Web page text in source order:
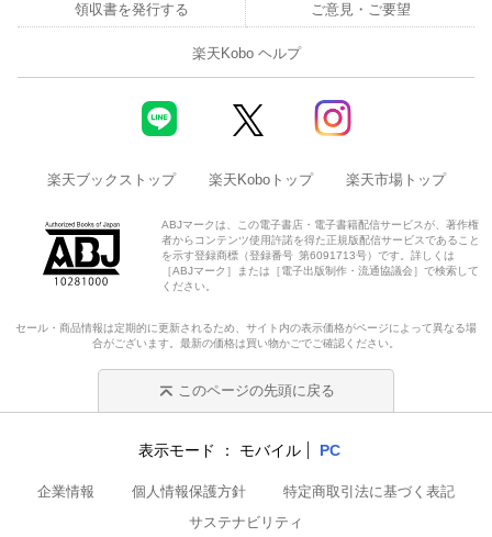
領収書を発行する ご意見・ご要望
楽天Kobo ヘルプ
楽天ブックストップ 楽天Koboトップ 楽天市場トップ
ABJマークは、この電子書店・電子書籍配信サービスが、著作権
者からコンテンツ使用許諾を得た正規版配信サービスであること
を示す登録商標（登録番号 第6091713号）です。詳しくは
［ABJマーク］または［電子出版制作・流通協議会］で検索して
ください。
セール・商品情報は定期的に更新されるため、サイト内の表示価格がページによって異なる場
合がございます。最新の価格は買い物かごでご確認ください。
このページの先頭に戻る
表示モード モバイル PC
企業情報 個人情報保護方針
特定商取引法に基づく表記
サステナビリティ